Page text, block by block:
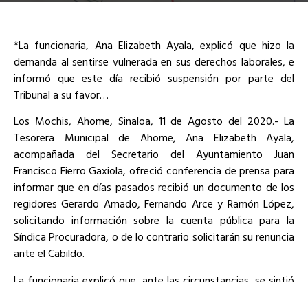
*La funcionaria, Ana Elizabeth Ayala, explicó que hizo la
demanda al sentirse vulnerada en sus derechos laborales, e
informó que este día recibió suspensión por parte del
Tribunal a su favor…
Los Mochis, Ahome, Sinaloa, 11 de Agosto del 2020.- La
Tesorera Municipal de Ahome, Ana Elizabeth Ayala,
acompañada del Secretario del Ayuntamiento Juan
Francisco Fierro Gaxiola, ofreció conferencia de prensa para
informar que en días pasados recibió un documento de los
regidores Gerardo Amado, Fernando Arce y Ramón López,
solicitando información sobre la cuenta pública para la
Síndica Procuradora, o de lo contrario solicitarán su renuncia
ante el Cabildo.